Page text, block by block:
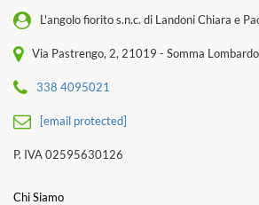
L'angolo fiorito s.n.c. di Landoni Chiara e
Via Pastrengo, 2, 21019 - Somma
338 4095021
[email protected]
P. IVA 02595630126
Chi Siamo